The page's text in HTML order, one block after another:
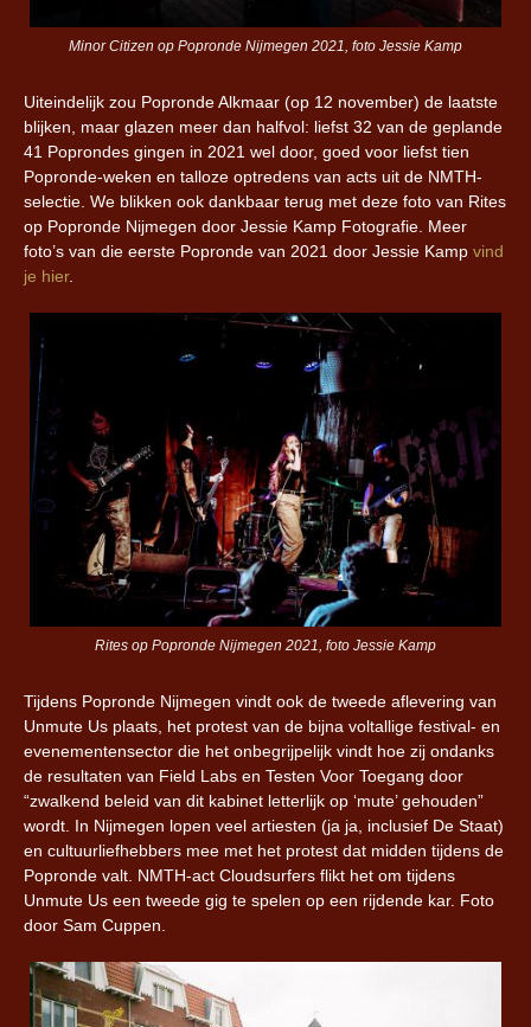
Minor Citizen op Popronde Nijmegen 2021, foto Jessie Kamp
Uiteindelijk zou Popronde Alkmaar (op 12 november) de laatste
blijken, maar glazen meer dan halfvol: liefst 32 van de geplande
41 Poprondes gingen in 2021 wel door, goed voor liefst tien
Popronde-weken en talloze optredens van acts uit de NMTH-
selectie. We blikken ook dankbaar terug met deze foto van Rites
op Popronde Nijmegen door Jessie Kamp Fotografie. Meer
foto’s van die eerste Popronde van 2021 door Jessie Kamp vind
je hier.
Rites op Popronde Nijmegen 2021, foto Jessie Kamp
Tijdens Popronde Nijmegen vindt ook de tweede aflevering van
Unmute Us plaats, het protest van de bijna voltallige festival- en
evenementensector die het onbegrijpelijk vindt hoe zij ondanks
de resultaten van Field Labs en Testen Voor Toegang door
“zwalkend beleid van dit kabinet letterlijk op ‘mute’ gehouden”
wordt. In Nijmegen lopen veel artiesten (ja ja, inclusief De Staat)
en cultuurliefhebbers mee met het protest dat midden tijdens de
Popronde valt. NMTH-act Cloudsurfers flikt het om tijdens
Unmute Us een tweede gig te spelen op een rijdende kar. Foto
door Sam Cuppen.